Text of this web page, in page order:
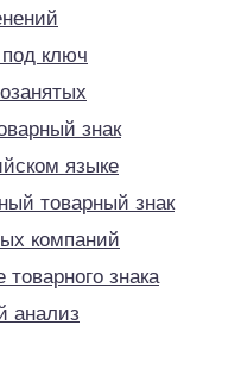
ключ
знак
языке
товарный знак
компаний
знака
анализ